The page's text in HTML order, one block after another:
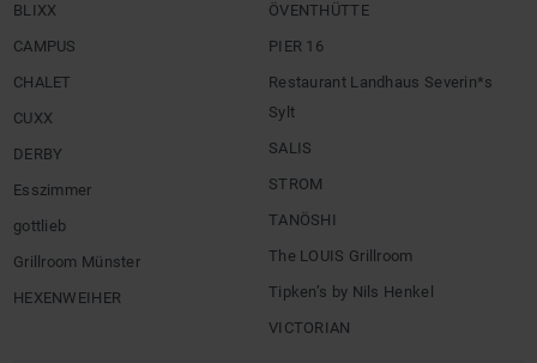
BLIXX
CAMPUS
CHALET
CUXX
DERBY
Esszimmer
gottlieb
Grillroom Münster
HEXENWEIHER
ÖVENTHÜTTE
PIER 16
Restaurant Landhaus Severin*s
Sylt
SALIS
STROM
TANÖSHI
The LOUIS Grillroom
Tipken’s by Nils Henkel
VICTORIAN